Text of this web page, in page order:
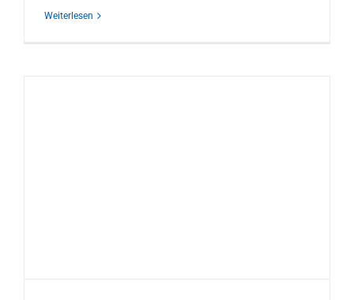
Weiterlesen